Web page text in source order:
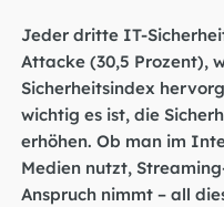
Jeder dritte IT-
Attacke (30,5 Prozent),
Sicherheitsindex
wichtig es ist, die
erhöhen. Ob man im
Medien nutzt,
Anspruch nimmt – all